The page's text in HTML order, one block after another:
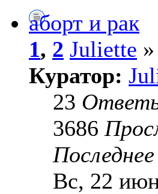
аборт и рак
1, 2 Juliette
Куратор:
23
3686
Вс, 22